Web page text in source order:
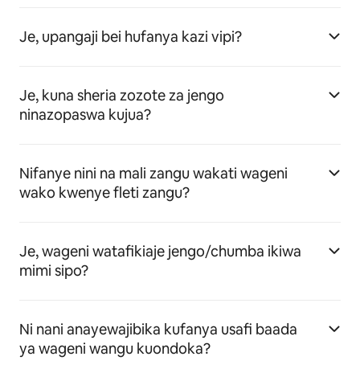
Je, upangaji bei hufanya kazi vipi?
Je, kuna sheria zozote za jengo
ninazopaswa kujua?
Nifanye nini na mali zangu wakati wageni
wako kwenye fleti zangu?
Je, wageni watafikiaje jengo/chumba ikiwa
mimi sipo?
Ni nani anayewajibika kufanya usafi baada
ya wageni wangu kuondoka?